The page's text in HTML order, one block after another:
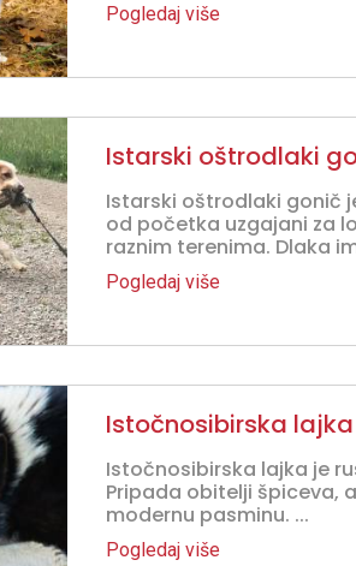
Pogledaj više
Istarski oštrodlaki
Istarski oštrodlaki gonič
od početka uzgajani za
raznim terenima. Dlaka
Pogledaj više
Istočnosibirska lajka
Istočnosibirska lajka je
Pripada obitelji špiceva,
modernu pasminu. ...
Pogledaj više